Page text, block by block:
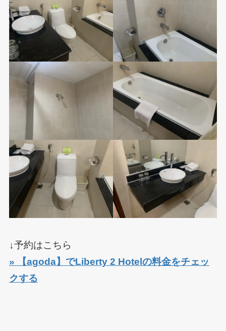
↓予約はこちら
» 【agoda】でLiberty 2 Hotelの料金をチェッ
クする